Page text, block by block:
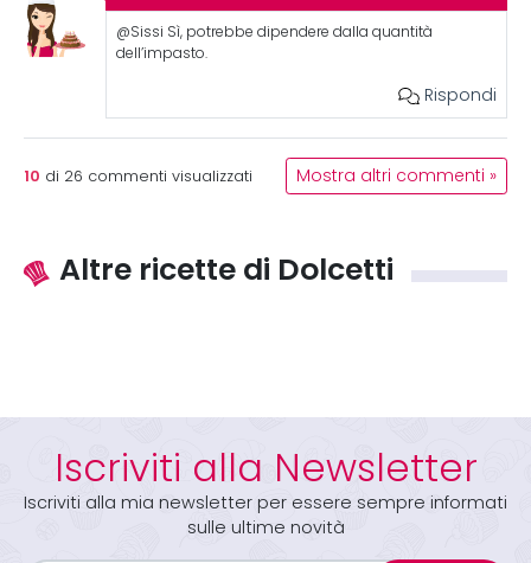
@Sissi Sì, potrebbe dipendere dalla quantità
dell’impasto.
Rispondi
10 di 26 commenti visualizzati Mostra altri commenti »
Altre ricette di Dolcetti
Iscriviti alla Newsletter
Iscriviti alla mia newsletter per essere sempre informati
sulle ultime novità